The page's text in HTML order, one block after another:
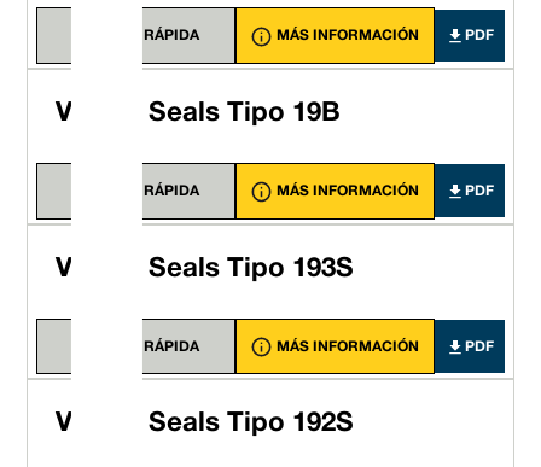
VISTA RÁPIDA MÁS INFORMACIÓN PDF
Vulcan Seals Tipo 19B
VISTA RÁPIDA MÁS INFORMACIÓN PDF
Vulcan Seals Tipo 193S
VISTA RÁPIDA MÁS INFORMACIÓN PDF
Vulcan Seals Tipo 192S